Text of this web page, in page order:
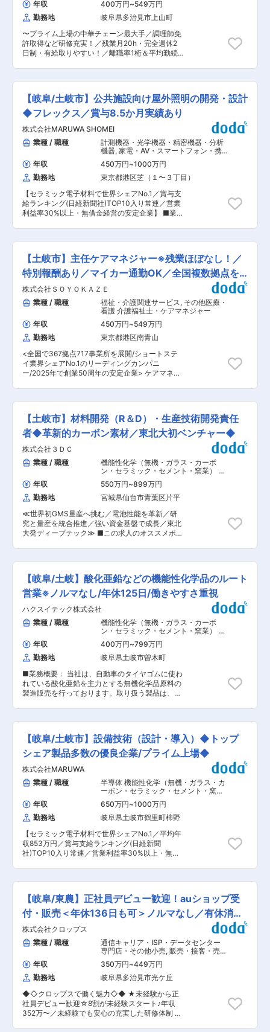
着率が高く、経験豊富な先輩社員から技術を学べ
る環境です。 ブランクがある方でも、OJTを通じ
て徐々に業務に慣れていただけます。 ■入社後の
流れ まずはOJTを通じて現場業務を習得。これま
での経験やスキルに応じて担当業務を決定しま
す。 大型車整備が未経験の方も、先輩社員のサポ
の特徴 当社は名古屋鉄道グループの一員として、
自動車整備・車両販売・保険代理業などを展開し
ち、中部圏を代表する総合整備会社として安定経
営を続けています。 変更の範囲：会社の定める業
務
す。 【担当製品】 通信インフラ向け部品、宇宙
航空機向け部品、自動車向け部品 ■魅力・やりが
い ・製品設計〜最終加工まで幅広い工程に携われ
る一貫ものづくり ・5G／6G、EV、半導体など成
長市場の精密部品を担当できる技術フィールド ・
営業利益率30％超・連続増配など、財務基盤が強
く長期的に技術を磨ける環境 ・エキスパート／マ
の増員募集です。高い収益性と成長性を背景に、
技術投資を惜しまない環境で、CADとNC加工の
専門性をさらに高めていただけます。 ■採用背
景： 近年、電気自動車化の潮流や自動運転などの
次世代通信需要の高まりの中で当社へお声掛けを
多くいただいております。今回より多くのお客様
のご期待に応えるための増員での募集となりま
す。 ■MARUWAと本ポジションの魅力: セラミッ
ク電子材料で世界シェアNo.1、営業利益率30％
超・無借金経営を続ける安定メーカーにて、 粉末
成型セラミック製品のCAD設計・NC加工を担当
いただきます。 直近では売上高約720億円（前年
比＋16％超）、営業利益約270億円（前年比＋
業利益率30％台後半を見込むなど、収益性の高さ
が特長です。 SolidWorksを用いた図面作成か
れる技術職です。
（飲食）
年収 400万円~549万円
勤務地
岐阜県多治見市上山町
〜プライム上場の中華チェーン最大手／調理師免
許取得など研修充実！／残業月20h・完全週休2
日制・有給取りやすい！／離職率1桁＆平均勤続
ート。将来的には店長としてスタッフ教育や集客
企画等の店舗づくりもお任せします ＜★飲食業を
盛り上げていきたい方歓迎！あなたオリジナルの
餃子の王将を★＞ 王将の店長の裁量権は他の飲食
企業の規模とは大きく異なります。 調理・接客・
スタッフ教育・集客企画・広告宣伝まで担当する
ことにより、お客様の声を味付けやメニューに反
映することができます 日本中にある王将はすべて
が個性的。私たちと一緒にあなたらしい餃子の王
将を創り上げてください！ ■王将のキャリアパ
ス： ▼店舗スタッフ 接客や調理を中心に店舗業
務を担当 店舗で様々なメニュー調理を身に着ける
ため、料理人として技術的なスキルUPもかな
う！ ▼副店長 発注やシフト管理など店舗運営に
必要なスキルを取得。現場でのOJT教育中心のた
め、一人一人の得意不得意に応じて育成サポート
任者として店舗運営・管理を担当いただきます。
※店長以降のキャリアはエリアMGR、管理部門、
FC店のオーナーとして独立など様々なキャリアが
ございます。 ※店長時の平均年収は792万円（一
般社員平均：454万円） ＜独立支援制度あり★＞
フランチャイズ店舗オーナーとして「経営者」に
なることも！すでに200名以上の社員が「経営
者」として活躍中！ ■王将の「画期的な」働き
方： ・残業月20H程度 ・有給取得日数は平均8.3
日！連休取りやすく、年に何回も旅行に行ってい
る店長などもいます。 ・従業員数は店舗平均16名
で学べる＆無理なく働ける環境！「平均勤続年数
は11.3年」で「離職率1桁」の安定就業が叶う環境
プ！ ●王将調理道場：調理技術や知識向上の研修
です。調理師免許取得の補助もあり、学びながら
ミー：店舗・人材マネジメントの研修です。店舗
運営や人材マネジメントについて学べるプログラ
ムです。 変更の範囲：会社の定める業務
【岐阜/土岐市】公共施設向け屋外照明の開発・設計
◆フレックス／賞与8.5か月実績あり
株式会社MARUWA SHOMEI
業種 / 職種
計測機器・光学機器・精密機器・分析
機器, 家電・AV・スマートフォン・携
帯端末・複合機 家電・AV・携帯端末・
複合機
年収 450万円~1000万円
勤務地
東京都港区芝（１〜３丁目）
【セラミック電子材料で世界シェアNo.1／賞与支
給ランキング(日経新聞社)TOP10入り常連／営業
利益率30%以上・無借金経営の安定企業】 ■業務
・デザインレビュー ・製造部との量産調整 ■
担当製品 道路照明・トンネル照明・街路照明・公
園照明・景観照明 ■当ポジションの魅力： 当社
のLED照明は、自社製のセラミック基板の特性を
活かしたハイパワーLED照明器具として、設計・
製作・施工までを自社で行っております。光の質
に特徴を持ち、道路灯や街路灯として、様々な場
所で使われております。自身の努力次第で受注に
直結し、地図に残る仕事のため、成果が形に残り
意欲・達成感を感じられます。 ■入社後のキャリ
アパス：将来的に以下いずれの選択肢もありま
す。 ・エキスパート（高い専門性を軸として業務
を遂行、部門の技術力強化や問題解決に注力） ・
マネジメント（プロジェクトや組織の運営、管理
に注力） ※志向や適性に応じて、部内外へのロー
テーションを含めたキャリアデザインを支援しま
16.7%、営業利益…＋35.9%） さらに、設備投資
（中長期での成長に向けた新工場・新棟への投
資、 生産性向上・品質向上に向けた投資）に積極
的であり、 25年度設備投資額は 24年度約78億
円 → 25年度約150〜200億円の予定となって
おります。 ◇技術力 素材の開発から製造までを
一貫して行っており、他社にはない高い技術力が
強みです。 MARUWAのセラミックス部品は他社
製品よりも高い熱耐性を持っており、次世代通
信‘5G’‘6G’、EV（電気自動車）、半導体など次世
代を担う多くの業界に重宝されています。また難
易度の高いオーダーにも応えられる技術力から、
利益率は30%超えと高い利益率を誇っています。
放的なフリースペース／ビュッフェスタイルのカ
フェ／個別ブースの設置／フリーアドレス制導入
元：賞与支給ランキング(日経新聞社)…2024年冬
6位→2025年夏8位 変更の範囲：会社の定める業
務
【土岐市】主任ケアマネジャー※残業ほぼなし！／
特別報酬あり／マイカー通勤OK／全国複数拠点を
展開
株式会社ＳＯＹＯＫＡＺＥ
業種 / 職種
福祉・介護関連サービス, その他医療・
看護 介護福祉士・ケアマネジャー
年収
450万円~549万円
勤務地
東京都港区南青山
<全国で367拠点717事業所を展開/ショートステ
イ業界シェアNo.1のリーディングカンパニ
ー/2025年で創業50周年の安定企業> ケアマネジ
指しませんか？ ■業務内容： ケアプラン作成や
ご家族・関係機関との連絡調整、行政対応（運営
指導や監査対応）、職員育成・マネジメントな
ど、主任ケアマネとしての業務を担当。複数ケー
スを把握しながら、地域全体の介護支援体制づく
りに貢献。お客様一人ひとりに合わせた最適な支
援策を提案し、質の高いサービス提供を目指しま
す。 ■特別報酬： 施設運営への貢献やチームワ
ーク、売上への寄与など多角的に日々の努力を評
価し、賞与とは別に特別報酬を支給します。「目
に見える評価」でやりがいを感じながら、仕事へ
のモチベーションを高められる制度です。努力が
収入アップに直結する環境で、自分の可能性を広
げてみませんか。 ■働く環境： 入社後の研修は
もちろん、長期的な育成を見据え、基礎から応用
まで段階的に学べる環境です。基礎から応用ま
スキルアップできる仕組みが整っているので、成
長意欲のある方にぴったりです。 毎朝、スタッフ
全員で情報共有のミーティングを実施していま
す。お客様の体調や変化、業務連絡をしっかり共
有することで、チーム全体でスムーズに連携。困
った時もすぐ相談・フォローできる環境が整って
いるので、安心して働けます。風通しの良い職場
だからこそ、スタッフ同士の信頼関係も深まりま
す。 ■当社の魅力： 株式会社SOYOKAZEは全国
で365拠点以上をネットワークしショートステイ
の床数は圧倒的！業界NO.1。居宅系介護サービス
を中心に全国に拡大展開中です。キャリアも経験
も人生観も含めて、他の会社よりもさまざまな人
それぞれが、協力し合って働いています！ 変更の
範囲：（雇入れ直後）募集職種 （変更の範囲）当
【土岐市】材料開発（R＆D）・生産技術開発責任
者◆革新的カーボン素材／東北大初ベンチャー◆
株式会社３ＤＣ
業種 / 職種
機能性化学（無機・ガラス・カーボ
ン・セラミック・セメント・窯業） 公
社・官公庁・学校・研究施設
（カーボン） 製造プロセス開発・工法
開発（無機・セラミック・非鉄金属）
年収 550万円~899万円
勤務地
宮城県仙台市青葉区片平
≪世界初GMS量産へ挑む／電池性能を革新／研
究と量産を統合推進／強い資金基盤で成長／東北
大発ディープテック≫ ■この求人のオススメポイ
る環境 ・仙台・川崎配属も可能で、拠点横断連携
を通じた裁量ある開発に集中できる ・NEDO採択
とシリーズA調達で基盤が強固、成長性と安定性
を兼ね備えた環境 次世代炭素材料GMSの開発・
量産化を推進する当社にて、用途別材料設計から
量産条件確立までを担うリーダー職をお任せしま
す。 ■職務内容： ・用途ごとの材料設計 ・要求
仕様を満たす製品開発 ・パイロット〜量産条件の
確立 ・プロセス開発（岐阜）・電池応用（川崎）
との連携 ・担当テーマの推進 ラボで高評価を得
たサンプルを量産ラインへ橋渡しし、GMSの特性
を最大限引き出す材料・プロセス条件を設計しま
す。顧客評価と並走しながら品質・スケールアッ
プを推し進めるポジションです。 ■勤務地につい
て 初任地は宮城県仙台市・神奈川県川崎市も選択
可能で、その場合は2週に1回程度の岐阜出張
装と技術革新を同時に担う GMSは耐酸化性・柔
軟性・高導電性を併せ持つ革新的三次元炭素材料
で、電池性能を大きく引き上げる可能性がありま
す。量産工場の建設が進む今、研究〜量産を横断
した中核人材として成長できる環境です。 ■事業
成長を後押しする強固な外部連携 助成採択や資金
調達により量産設備や人材強化が推進され、国内
外メーカーとの評価が急拡大。技術検証を進める
うえで必要なリソースや機会が豊富な点も魅力で
す。 ■当社について： 当社は東北大学発のディ
ープテックスタートアップとして、次世代炭素材
料GMSを電池分野へ社会実装することを目指して
います。GMSは単原子厚のグラフェン壁からなる
性・多孔性・高耐久性を備える独自素材で、電池
性能の革新に寄与する点が高く評価されていま
を一貫して推進し、岐阜では世界初の量産工場建
設を進行。各社から出資・協業が進み、技術開発
と事業拡大が加速しています。 変更の範囲：会社
の定める業務
【岐阜/土岐】酸化亜鉛などの機能性化学品のルート
営業※ノルマなし/年休125日/働きやすさ重視
ハクスイテック株式会社
業種 / 職種
機能性化学（無機・ガラス・カーボ
ン・セラミック・セメント・窯業） 機
能性化学（有機・高分子）
材・化学製品営業（国内） その他法人
営業（既存・ルートセールス中心）
年収 400万円~799万円
勤務地
岐阜県土岐市曽木町
■業務概要： 当社は、自動車のタイヤゴムに使わ
れている酸化亜鉛を主力とする無機化学品原料の
製造販売を行っております。取り扱う製品は、半
のルート営業とホームページから問い合わせが入
る受託加工の営業業務をお願いいたします。 ■職
務詳細： ・既存顧客への定期訪問とニーズのヒア
リング ・受託加工の問い合わせ対応 ・製品の仕
様や特性に関する説明 ・見積書や契約書の作成お
よび管理 など ＜営業先＞ 大手タイヤメーカ
ー、住宅設備メーカー、塗料メーカーなど 既存顧
客がメインの法人ルート営業です。 担当エリアは
愛知岐阜エリアが中心になりますが、全国のお客
様が対象になります。※日帰り出張や宿泊を伴う
出張が発生する場合があります。 ＜働き方＞ ノ
ルマがないのでプレッシャーを感じずに働くこと
ができます。 HPからの問合せも継続的に入るの
で、効率的な営業活動も可能◎直行・直帰もOKで
す。 社員を大切にしており、働きやすさはもちろ
ん努力が評価される社風も魅力の一つです。 ■入
も多くいます。 先輩社員に同行し学んでいただく
期間を1年程度設けております。 先輩社員による
丁寧な指導や各種研修制度を利用して、少しずつ
知識やできることを増やしていってください。 フ
ァインセラミックスなどの専門知識も入社後に覚
えていただければOKです。知識ゼロで入社した
先輩たちも、現在はしっかり活躍中です！ ■当社
について： 1947年に設立したハクスイテック株
式会社。私たちは、大阪本社、土岐工場など国内
外に多くの拠点を展開している化学品メーカーで
す。ものづくりに欠かせないファインセラミック
原料を手がけており、大手タイヤメーカーや住宅
設備、塗料メーカーと安定取引を続けています。
【岐阜/土岐市】設備技術（設計・導入）◆トップ
シェア製品多数の優良企業/プライム上場◆
株式会社MARUWA
業種 / 職種
半導体 機能性化学（無機・ガラス・カ
ーボン・セラミック・セメント・窯
業）, 設備立ち上げ・設計（機械設計）
製造プロセス開発・工法開発（無機・
セラミック・非鉄金属）
年収 650万円~1000万円
勤務地
岐阜県土岐市鶴里町柿野
【セラミック電子材料で世界シェアNo.1／平均年
収853万円／賞与支給ランキング(日経新聞
社)TOP10入り常連／営業利益率30%以上・無借
きます。 ・粉砕、成形、焼成、加工などの設備担
当 ・新規導入や維持管理の担当 ■期待する役
割： ・開発の生産性を高めるための設備検討 ・
創意工夫によるカスタマイズ、設備メーカーとの
連携 ■魅力ポイント： ◎設備技術担当として最先
端の研究開発を支援していただけます。 ◎若手社
員が多く活気のある職場です。 ■入社後のキャリ
アパス：将来的に以下いずれの選択肢もありま
す。 ・エキスパート（高い専門性を軸として業務
を遂行、部門の技術力強化や問題解決に注力） ・
マネジメント（プロジェクトや組織の運営、管理
に注力） ※志向や適性に応じて、部内外へのロー
テーションを含めたキャリアデザインを支援しま
す。 ■MARUWAの魅力: ◇業績好調 売上利益と
もに右肩上がり（24年度：売上…前年度比＋
16.7%、営業利益…＋35.9%） さらに、設備投資
【岐阜/東農】正社員デビュー歓迎！auショップ受
付・販売＜年休136日も可＞ノルマなし／有休消化
8割
株式会社クロップス
業種 / 職種
通信キャリア・ISP・データセンター
専門店・その他小売, 販売・接客・売り
場担当 カスタマーサポート・ユーザー
サポート・オペレータ
年収 350万円~449万円
勤務地
岐阜県多治見市光ケ丘
◆◇クロップスで働く魅力◇◆ ★未経験から正
社員デビュー歓迎☆8割が未経験スタート♪年収
352万〜／未経験でも安心の充実した研修体制 ★